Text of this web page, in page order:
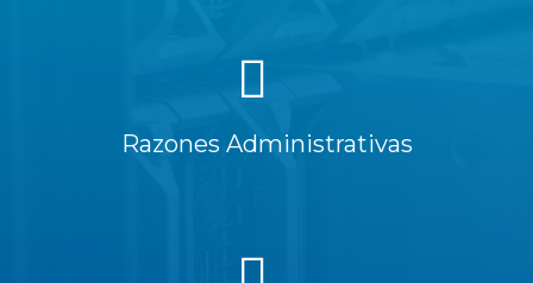
Razones Administrativas